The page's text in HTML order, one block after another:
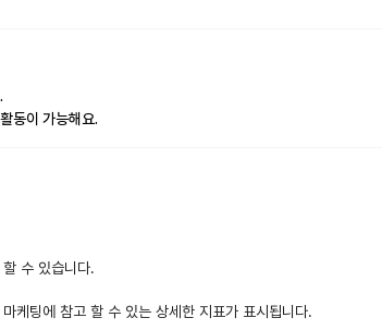
동이 가능해요.
수 있습니다.
케팅에 참고 할 수 있는 상세한 지표가 표시됩니다.